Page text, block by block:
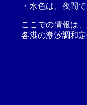
・水色は、夜間
ここでの情報は
各港の潮汐調和